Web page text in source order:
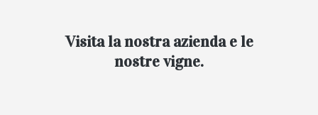
Visita la nostra azienda e le
nostre vigne.